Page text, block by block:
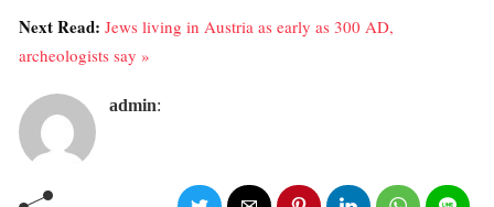
Next Read: Jews living in Austria as early as 300 AD,
archeologists say »
admin: